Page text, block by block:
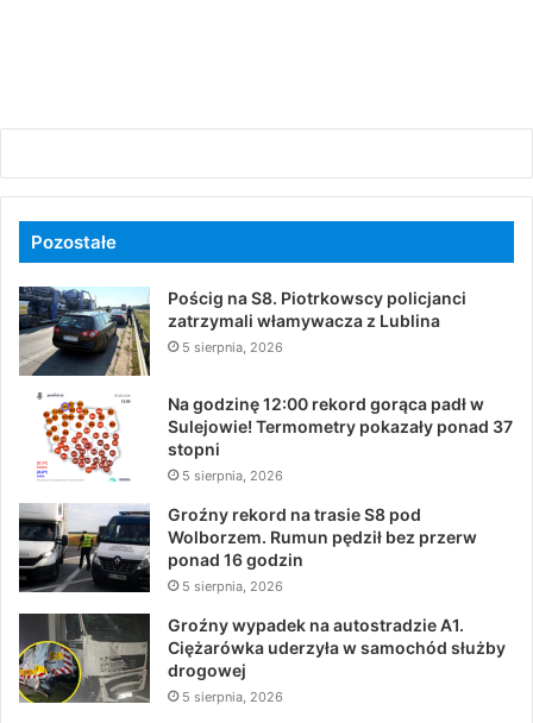
Pozostałe
Pościg na S8. Piotrkowscy policjanci
zatrzymali włamywacza z Lublina
5 sierpnia, 2026
Na godzinę 12:00 rekord gorąca padł w
Sulejowie! Termometry pokazały ponad 37
stopni
5 sierpnia, 2026
Groźny rekord na trasie S8 pod
Wolborzem. Rumun pędził bez przerw
ponad 16 godzin
5 sierpnia, 2026
Groźny wypadek na autostradzie A1.
Ciężarówka uderzyła w samochód służby
drogowej
5 sierpnia, 2026